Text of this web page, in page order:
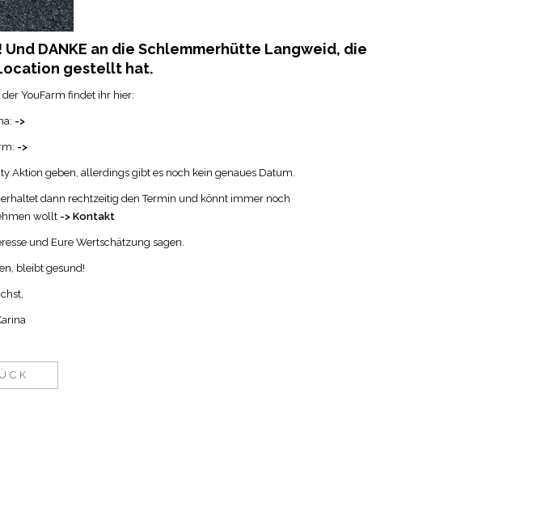
DANKE an die Schlemmerhütte Langweid, die
gestellt hat.
YouFarm findet ihr hier:
->
->
Aktion geben, allerdings gibt es noch kein genaues Datum.
dann rechtzeitig den Termin und könnt immer noch
wollt -> Kontakt
und Eure Wertschätzung sagen.
bleibt gesund!